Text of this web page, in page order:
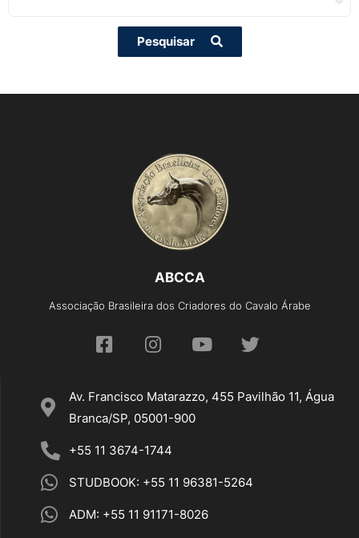
Pesquisar
ABCCA
Associação Brasileira dos Criadores do Cavalo Árabe
Av. Francisco Matarazzo, 455 Pavilhão 11, Água
Branca/SP, 05001-900
+55 11 3674-1744
STUDBOOK: +55 11 96381-5264
ADM: +55 11 91171-8026